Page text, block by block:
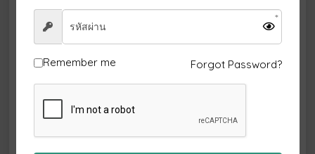
สินค้า”) และยังเพลิดเพลินกับการท่องเที่ยวในเมือง เช่น การ
ช้อปปิ้งและลิ้มรส “อาหารนาโกย่า” ยอดนิยม เช่น เทบะซากิ
(ปีกไก่ทอด), มิโซะคัตสึ (หมูทอดซอสมิโซะ), ฮิตสึมะบุชิ
(ข้าวหน้าปลาไหล) ฯลฯ
ภูเขาไฟฟูจิ
Remember me Forgot Password?